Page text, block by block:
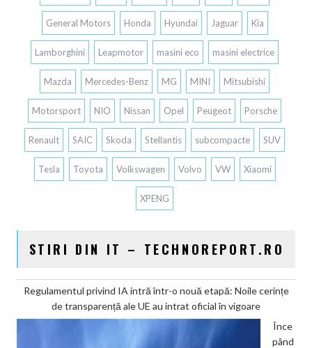
General Motors Honda Hyundai Jaguar Kia
Lamborghini Leapmotor masini eco masini electrice
Mazda Mercedes-Benz MG MINI Mitsubishi
Motorsport NIO Nissan Opel Peugeot Porsche
Renault SAIC Skoda Stellantis subcompacte SUV
Tesla Toyota Volkswagen Volvo VW Xiaomi
XPENG
STIRI DIN IT – TECHNOREPORT.RO
Regulamentul privind IA intră într-o nouă etapă: Noile cerințe
de transparență ale UE au intrat oficial în vigoare
Înce
pând